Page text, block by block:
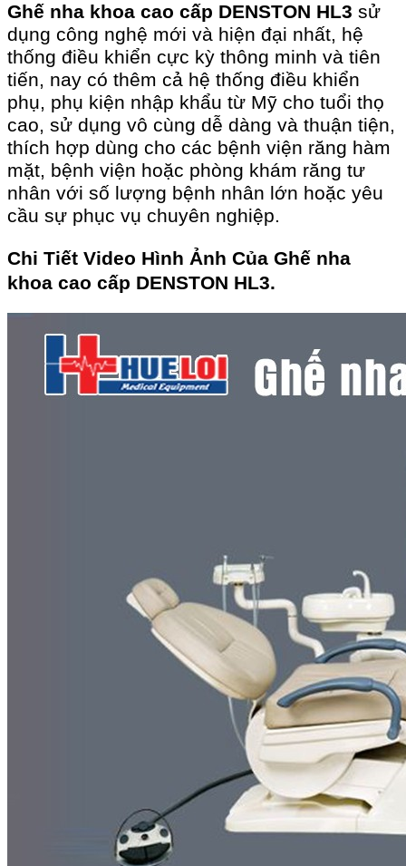
Ghế nha khoa cao cấp DENSTON HL3 sử
dụng công nghệ mới và hiện đại nhất, hệ
thống điều khiển cực kỳ thông minh và tiên
tiến, nay có thêm cả hệ thống điều khiển
phụ, phụ kiện nhập khẩu từ Mỹ cho tuổi thọ
cao, sử dụng vô cùng dễ dàng và thuận tiện,
thích hợp dùng cho các bệnh viện răng hàm
mặt, bệnh viện hoặc phòng khám răng tư
nhân với số lượng bệnh nhân lớn hoặc yêu
cầu sự phục vụ chuyên nghiệp.
Chi Tiết Video Hình Ảnh Của Ghế nha
khoa cao cấp DENSTON HL3.